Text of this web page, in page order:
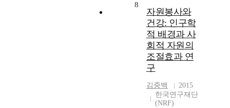
8
자원봉사와
건강: 인구학
적 배경과 사
회적 자원의
조절효과 연
구
김중백
2015
한국연구재단
(NRF)